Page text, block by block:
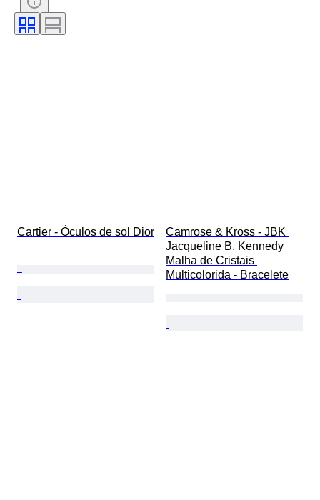
Estilo
Corte
Cartier - Óculos de sol Dior
Camrose & Kross - JBK
Jacqueline B. Kennedy
Malha de Cristais
Multicolorida - Bracelete